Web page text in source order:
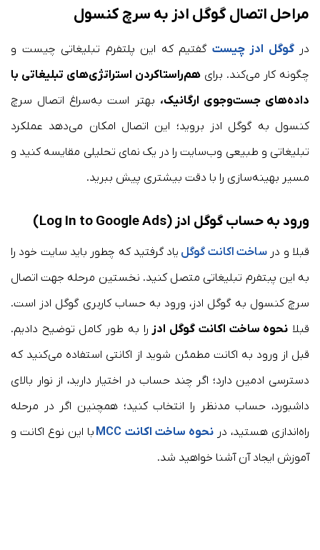
مراحل اتصال گوگل ادز به سرچ کنسول
درگوگل ادز چیست گفتیم که این پلتفرم تبلیغاتی چیست و
چگونه کار می‌کند. برای هم‌راستا‌کردن استراتژی‌های تبلیغاتی با
داده‌های جست‌وجوی ارگانیک، بهتر است به‌سراغ اتصال سرچ
کنسول به گوگل ادز بروید؛ این اتصال امکان می‌دهد عملکرد
تبلیغاتی و طبیعی وب‌سایت را در یک نمای تحلیلی مقایسه کنید و
مسیر بهینه‌سازی را با دقت بیشتری پیش ببرید.
ورود به حساب گوگل ادز (Log In to Google Ads)
قبلا و در ساخت اکانت گوگل یاد گرفتید که چطور باید سایت خود را
به این پبتفرم تبلیغاتی متصل کنید. نخستین مرحله جهت اتصال
سرچ کنسول به گوگل ادز، ورود به حساب کاربری گوگل ادز است.
قبلا نحوه ساخت اکانت گوگل ادز را به طور کامل توضیح دادیم.
قبل از ورود به اکانت مطمئن شوید از اکانتی استفاده می‌کنید که
دسترسی ادمین دارد؛ اگر چند حساب در اختیار دارید، از نوار بالای
داشبورد، حساب مدنظر را انتخاب کنید؛ همچنین اگر در مرحله
راه‌اندازی هستید، درنحوه ساخت اکانت MCC
با این نوع اکانت و
آموزش ایجاد آن آشنا خواهید شد.